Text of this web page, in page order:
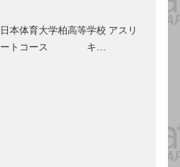
日本体育大学柏高等学校 アスリ
ートコース キ…